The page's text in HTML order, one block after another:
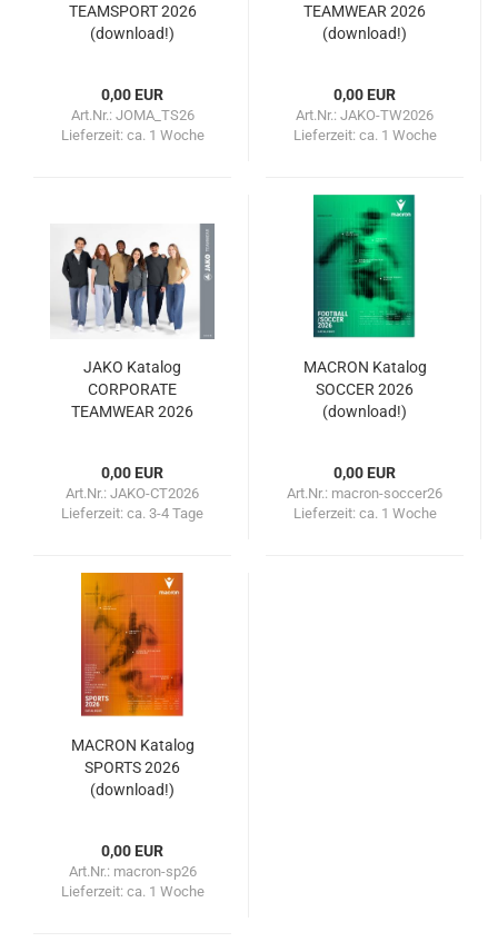
TEAMSPORT 2026
(download!)
0,00 EUR
Art.Nr.: JOMA_TS26
Lieferzeit: ca. 1 Woche
TEAMWEAR 2026
(download!)
0,00 EUR
Art.Nr.: JAKO-TW2026
Lieferzeit: ca. 1 Woche
JAKO Katalog
CORPORATE
TEAMWEAR 2026
0,00 EUR
Art.Nr.: JAKO-CT2026
Lieferzeit: ca. 3-4 Tage
MACRON Katalog
SOCCER 2026
(download!)
0,00 EUR
Art.Nr.: macron-soccer26
Lieferzeit: ca. 1 Woche
MACRON Katalog
SPORTS 2026
(download!)
0,00 EUR
Art.Nr.: macron-sp26
Lieferzeit: ca. 1 Woche